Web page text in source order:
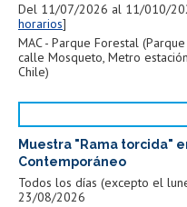
Del 11/07/2026 al 11/010/
horarios
MAC - Parque Forestal
calle Mosqueto, Metro
Chile)
Muestra "Rama torcida"
Contemporáneo
Todos los días (excepto el
23/08/2026